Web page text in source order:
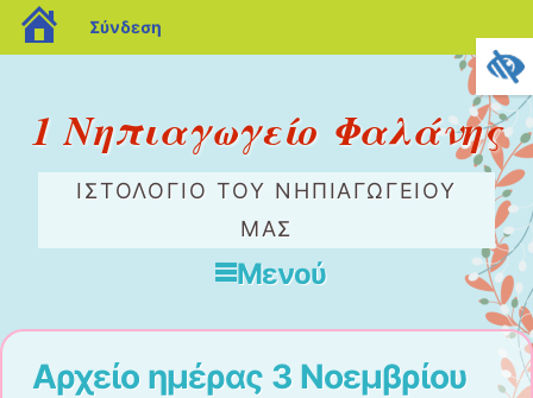
1 Νηπιαγωγείο Φαλάνης
ΙΣΤΟΛΌΓΙΟ ΤΟΥ ΝΗΠΙΑΓΩΓΕΊΟΥ
ΜΑΣ
Μενού
Αρχείο ημέρας 3 Νοεμβρίου
blogs.sch.gr
Σύνδεση